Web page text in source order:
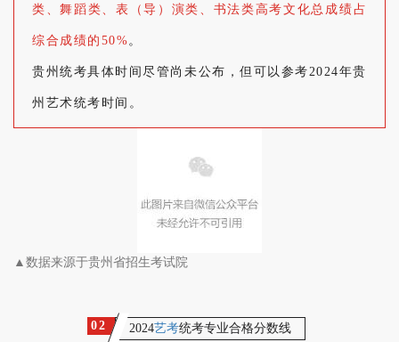
类、舞蹈类、表（导）演类、书法类高考文化总成绩占
综合成绩的50%。
贵州统考具体时间尽管尚未公布，但可以参考2024年贵
州艺术统考时间。
▲ 数据来源于贵州省招生考试院
02 2024艺考统考专业合格分数线